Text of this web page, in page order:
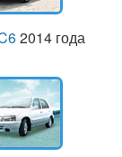
2014 года